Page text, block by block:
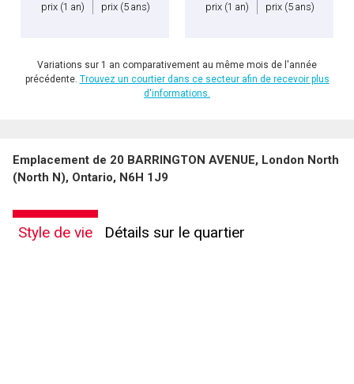
prix (1 an)
prix (5 ans)
prix (1 an)
prix (5 ans)
Variations sur 1 an comparativement au même mois de l'année
précédente. Trouvez un courtier dans ce secteur afin de recevoir plus
d'informations.
Emplacement de 20 BARRINGTON AVENUE, London North
(North N), Ontario, N6H 1J9
Style de vie Détails sur le quartier